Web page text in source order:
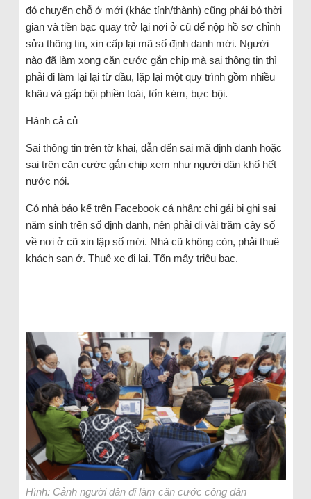
đó chuyển chỗ ở mới (khác tỉnh/thành) cũng phải bỏ thời
gian và tiền bạc quay trở lại nơi ở cũ để nộp hồ sơ chỉnh
sửa thông tin, xin cấp lại mã số định danh mới. Người
nào đã làm xong căn cước gắn chip mà sai thông tin thì
phải đi làm lại lại từ đầu, lặp lại một quy trình gồm nhiều
khâu và gấp bội phiền toái, tốn kém, bực bội.
Hành cả củ
Sai thông tin trên tờ khai, dẫn đến sai mã định danh hoặc
sai trên căn cước gắn chip xem như người dân khổ hết
nước nói.
Có nhà báo kể trên Facebook cá nhân: chị gái bị ghi sai
năm sinh trên số định danh, nên phải đi vài trăm cây số
về nơi ở cũ xin lập số mới. Nhà cũ không còn, phải thuê
khách sạn ở. Thuê xe đi lại. Tốn mấy triệu bạc.
Hình: Cảnh người dân đi làm căn cước công dân